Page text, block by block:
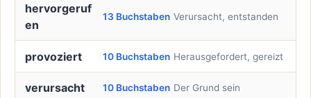
hervorgeruf
en
13 Buchstaben Verursacht, entstanden
provoziert 10 Buchstaben Herausgefordert, gereizt
verursacht 10 Buchstaben Der Grund sein